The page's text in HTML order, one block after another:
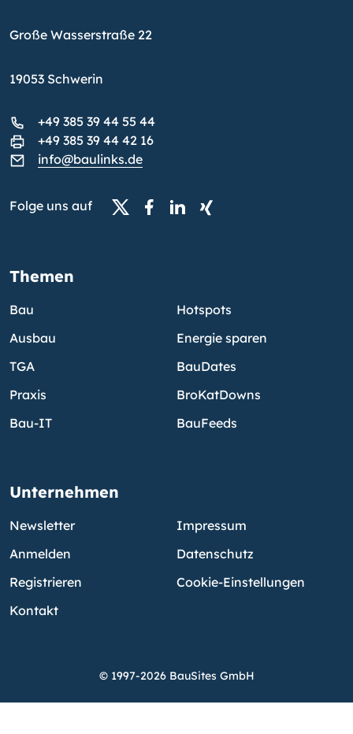
Große Wasserstraße 22
19053 Schwerin
+49 385 39 44 55 44
+49 385 39 44 42 16
info@baulinks.de
Folge uns auf
Themen
Bau
Ausbau
TGA
Praxis
Bau-IT
Hotspots
Energie sparen
BauDates
BroKatDowns
BauFeeds
Unternehmen
Newsletter
Anmelden
Registrieren
Kontakt
Impressum
Datenschutz
Cookie-Einstellungen
© 1997-2026 BauSites GmbH